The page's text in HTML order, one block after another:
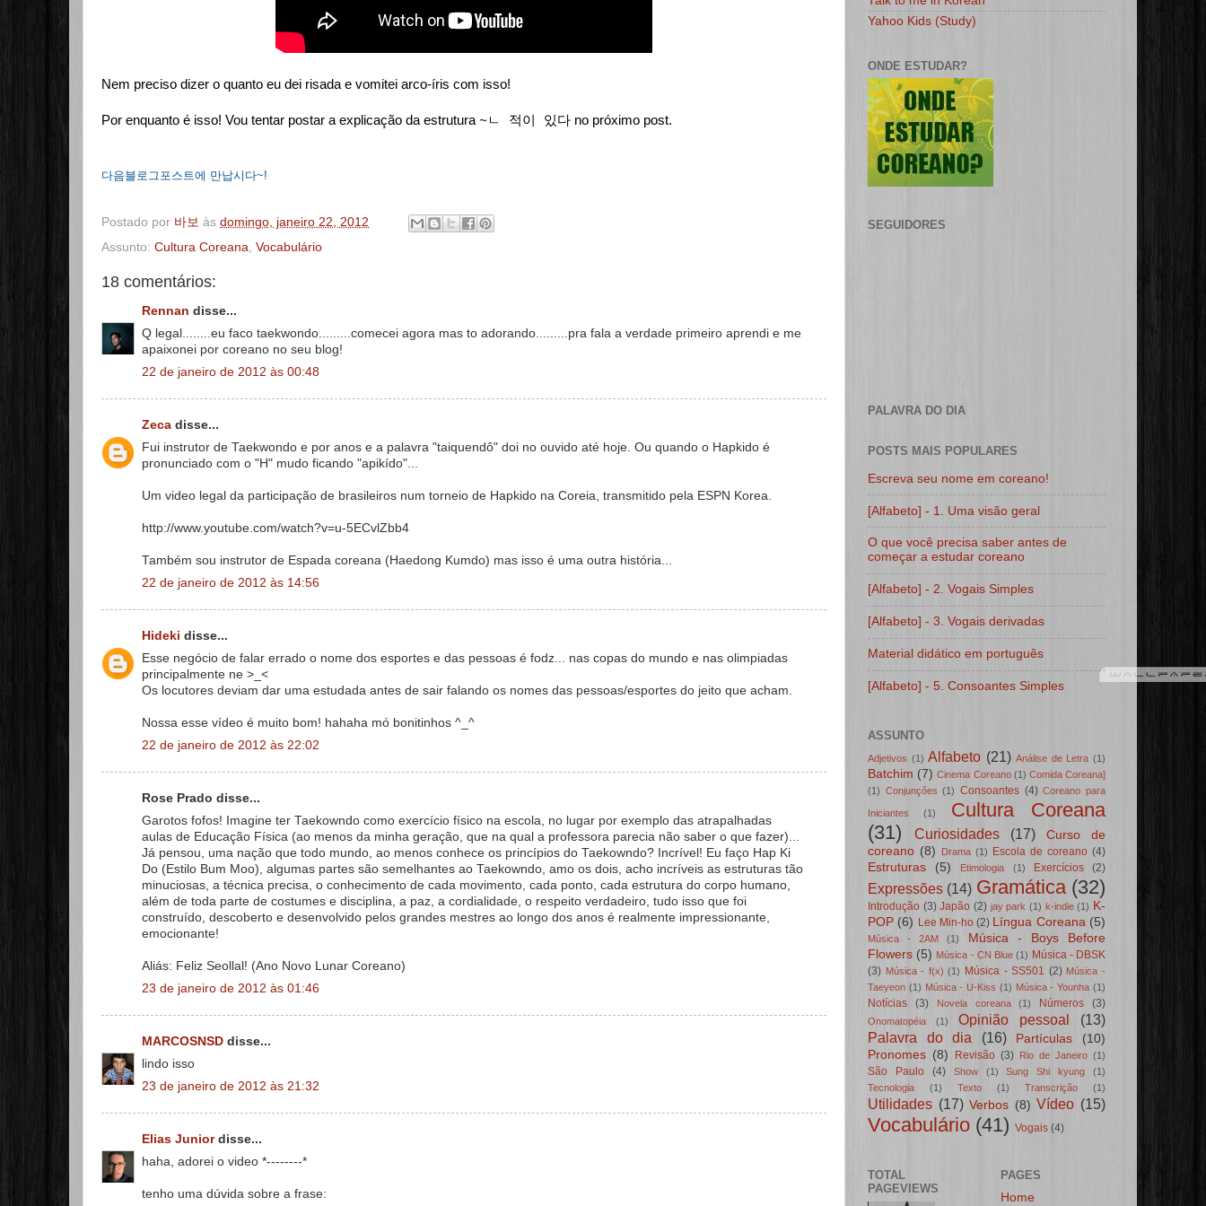
Nem preciso dizer o quanto eu dei risada e vomitei arco-íris com isso!
Por enquanto é isso! Vou tentar postar a explicação da estrutura ~ㄴ 적이 있다 no próximo post.
다음블로그포스트에 만납시다~!
Postado por 바보 às domingo, janeiro 22, 2012
Assunto: Cultura Coreana Vocabulário
18 comentários:
Rennan disse...
Q legal........eu faco taekwondo.........comecei agora mas to adorando.........pra fala a verdade primeiro aprendi e me
apaixonei por coreano no seu blog!
22 de janeiro de 2012 às 00:48
Zeca disse...
Fui instrutor de Taekwondo e por anos e a palavra "taiquendô" doi no ouvido até hoje. Ou quando o Hapkido é
pronunciado com o "H" mudo ficando "apikído"...
Um video legal da participação de brasileiros num torneio de Hapkido na Coreia, transmitido pela ESPN Korea.
http://www.youtube.com/watch?v=u-5ECvlZbb4
Também sou instrutor de Espada coreana (Haedong Kumdo) mas isso é uma outra história...
22 de janeiro de 2012 às 14:56
Hideki disse...
Esse negócio de falar errado o nome dos esportes e das pessoas é fodz... nas copas do mundo e nas olimpiadas
principalmente ne >_<
Os locutores deviam dar uma estudada antes de sair falando os nomes das pessoas/esportes do jeito que acham.
Nossa esse vídeo é muito bom! hahaha mó bonitinhos ^_^
22 de janeiro de 2012 às 22:02
Rose Prado disse...
Garotos fofos! Imagine ter Taekowndo como exercício físico na escola, no lugar por exemplo das atrapalhadas
aulas de Educação Física (ao menos da minha geração, que na qual a professora parecia não saber o que fazer)...
Já pensou, uma nação que todo mundo, ao menos conhece os princípios do Taekowndo? Incrível! Eu faço Hap Ki
Do (Estilo Bum Moo), algumas partes são semelhantes ao Taekowndo, amo os dois, acho incríveis as estruturas tão
minuciosas, a técnica precisa, o conhecimento de cada movimento, cada ponto, cada estrutura do corpo humano,
além de toda parte de costumes e disciplina, a paz, a cordialidade, o respeito verdadeiro, tudo isso que foi
construído, descoberto e desenvolvido pelos grandes mestres ao longo dos anos é realmente impressionante,
emocionante!
Aliás: Feliz Seollal! (Ano Novo Lunar Coreano)
23 de janeiro de 2012 às 01:46
MARCOSNSD disse...
lindo isso
23 de janeiro de 2012 às 21:32
Elias Juniordisse...
haha, adorei o video *--------*
tenho uma dúvida sobre a frase:
Yahoo Kids (Study)
ONDE ESTUDAR?
SEGUIDORES
PALAVRA DO DIA
POSTS MAIS POPULARES
Escreva seu nome em coreano!
[Alfabeto] - 1. Uma visão geral
O que você precisa saber antes de
começar a estudar coreano
[Alfabeto] - 2. Vogais Simples
[Alfabeto] - 3. Vogais derivadas
Material didático em português
[Alfabeto] - 5. Consoantes Simples
ASSUNTO
Adjetivos (1) Alfabeto (21) Análise de Letra (1)
Batchim (7) Cinema Coreano (1) Comida Coreana]
(1) Conjunções (1) Consoantes (4) Coreano para
Iniciantes (1)
Cultura Coreana
(31)
Curiosidades (17)
Curso de
coreano (8) Drama (1) Escola de coreano (4)
Estruturas (5) Etimologia (1) Exercícios (2)
Expressões (14) Gramática (32)
Introdução (3) Japão (2) jay park (1) k-indie (1) K-
POP (6) Lee Min-ho (2) Língua Coreana (5)
Música - 2AM (1)
Música - Boys Before
Flowers (5) Música - CN Blue (1) Música - DBSK
(3) Música - f(x) (1) Música - SS501 (2) Música -
Taeyeon (1) Música - U-Kiss (1) Música - Younha (1)
Notícias (3) Novela coreana (1) Números (3)
Onomatopéia (1) Opinião pessoal
(13)
Palavra do dia
(16) Partículas
(10)
Pronomes (8) Revisão (3) Rio de Janeiro (1)
São Paulo (4) Show (1) Sung Shi kyung
(1)
Tecnologia
(1) Texto (1) Transcrição (1)
Utilidades (17) Verbos (8) Vídeo (15)
Vocabulário (41) Vogais (4)
TOTAL
PAGEVIEWS
PAGES
Home